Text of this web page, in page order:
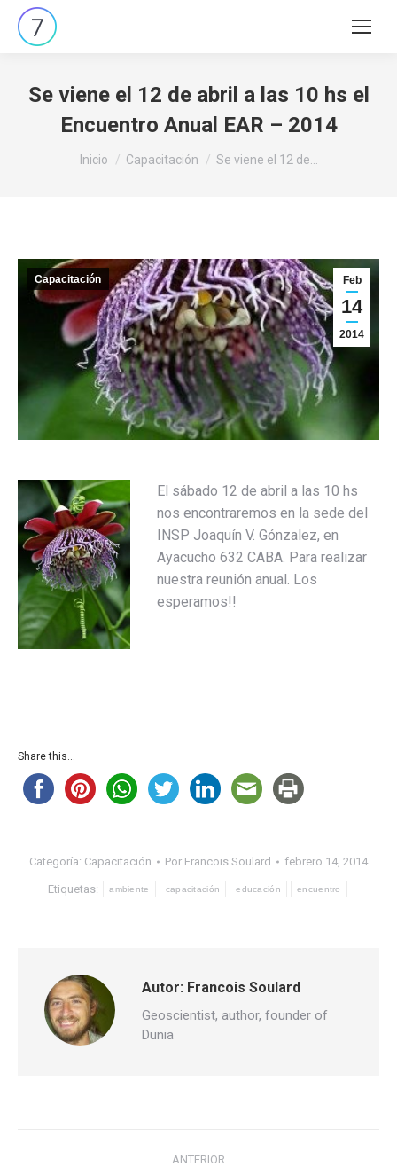
Buscar:
Se viene el 12 de abril a las 10 hs el
Encuentro Anual EAR – 2014
Estás aquí:
Inicio Capacitación Se viene el 12 de…
Feb
14
2014
Capacitación
El sábado 12 de abril a las 10 hs
nos encontraremos en la sede del
INSP Joaquín V. Gónzalez, en
Ayacucho 632 CABA. Para realizar
nuestra reunión anual. Los
esperamos!!
Share this...
Categoría: Capacitación Por Francois Soulard febrero 14, 2014
Etiquetas: ambiente capacitación educación encuentro
Autor: Francois Soulard
Geoscientist, author, founder of
Dunia
NavegaciónANTERIOR